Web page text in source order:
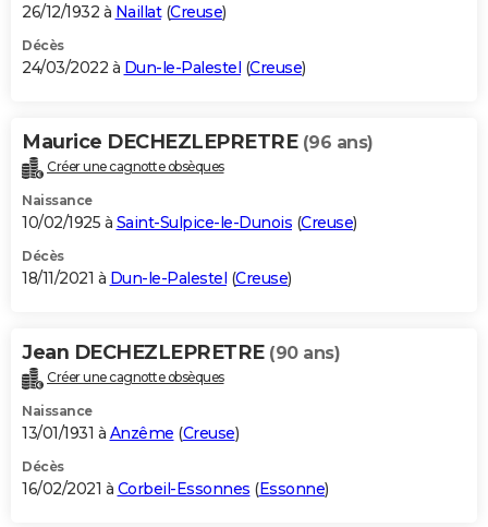
26/12/1932 à Naillat(Creuse)
Décès
24/03/2022 à Dun-le-Palestel (Creuse)
Maurice DECHEZLEPRETRE (96 ans)
Créer une cagnotte obsèques
Naissance
10/02/1925 à Saint-Sulpice-le-Dunois (Creuse)
Décès
18/11/2021 à Dun-le-Palestel (Creuse)
Jean DECHEZLEPRETRE (90 ans)
Créer une cagnotte obsèques
Naissance
13/01/1931 à Anzême (Creuse)
Décès
16/02/2021 à Corbeil-Essonnes (Essonne)